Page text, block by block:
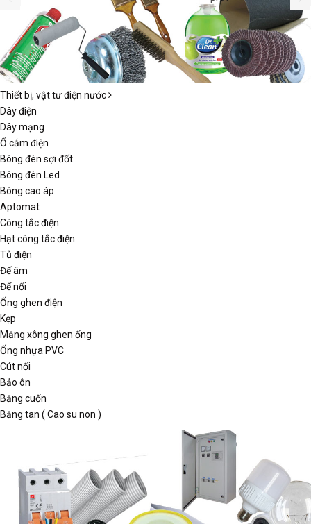
Thiết bị, vật tư điện nước
Dây điện
Dây mạng
Ổ cắm điện
Bóng đèn sợi đốt
Bóng đèn Led
Bóng cao áp
Aptomat
Công tắc điện
Hạt công tắc điện
Tủ điện
Đế âm
Đế nổi
Ống ghen điện
Kẹp
Măng xông ghen ống
Ống nhựa PVC
Cút nối
Bảo ôn
Băng cuốn
Băng tan ( Cao su non )